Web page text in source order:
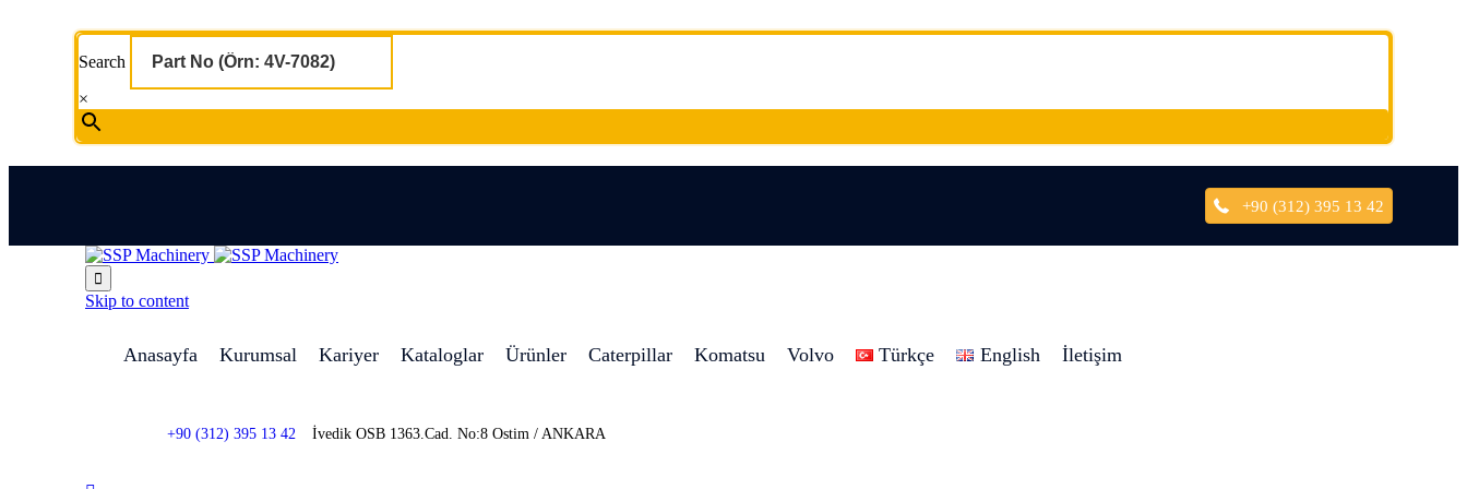
Search
×
+90 (312) 395 13 42

Skip to content
Anasayfa Kurumsal Kariyer Kataloglar Ürünler Caterpillar Komatsu Volvo Türkçe English İletişim
+90 (312) 395 13 42 İvedik OSB 1363.Cad. No:8 Ostim / ANKARA